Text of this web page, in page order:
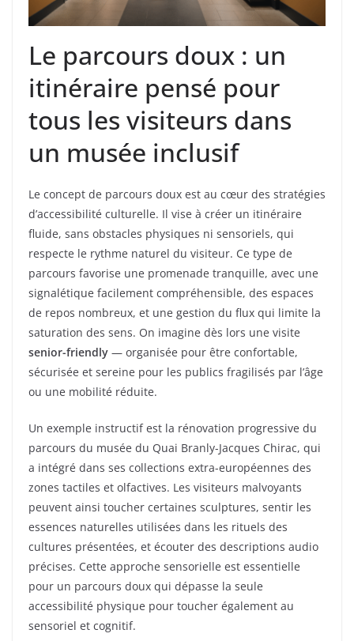
Le parcours doux : un
itinéraire pensé pour
tous les visiteurs dans
un musée inclusif
Le concept de parcours doux est au cœur des stratégies
d’accessibilité culturelle. Il vise à créer un itinéraire
fluide, sans obstacles physiques ni sensoriels, qui
respecte le rythme naturel du visiteur. Ce type de
parcours favorise une promenade tranquille, avec une
signalétique facilement compréhensible, des espaces
de repos nombreux, et une gestion du flux qui limite la
saturation des sens. On imagine dès lors une visite
senior-friendly — organisée pour être confortable,
sécurisée et sereine pour les publics fragilisés par l’âge
ou une mobilité réduite.
Un exemple instructif est la rénovation progressive du
parcours du musée du Quai Branly-Jacques Chirac, qui
a intégré dans ses collections extra-européennes des
zones tactiles et olfactives. Les visiteurs malvoyants
peuvent ainsi toucher certaines sculptures, sentir les
essences naturelles utilisées dans les rituels des
cultures présentées, et écouter des descriptions audio
précises. Cette approche sensorielle est essentielle
pour un parcours doux qui dépasse la seule
accessibilité physique pour toucher également au
sensoriel et cognitif.